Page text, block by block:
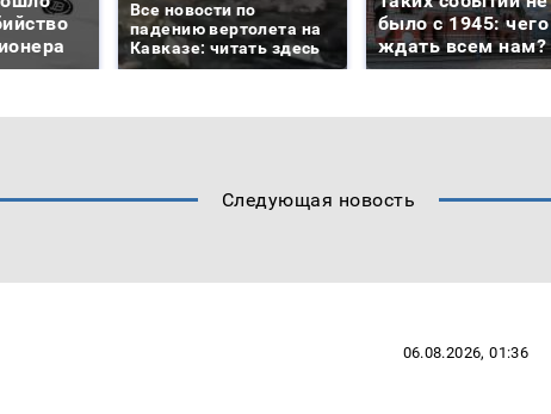
Все новости по
падению вертолета на
Кавказе: читать здесь
было с 1945: чего
ждать всем нам?
Следующая новость
06.08.2026, 01:36